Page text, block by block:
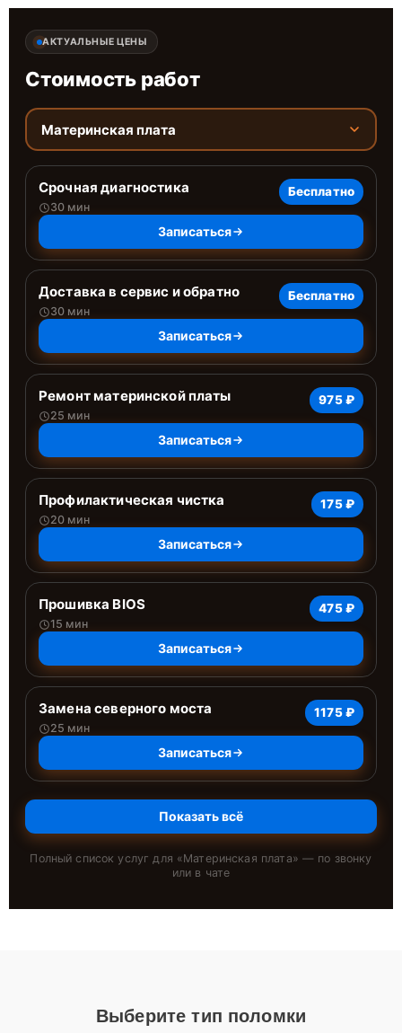
АКТУАЛЬНЫЕ ЦЕНЫ
Стоимость работ
Материнская плата
Срочная диагностика
30 мин
Бесплатно
Записаться
Доставка в сервис и обратно
30 мин
Бесплатно
Записаться
Ремонт материнской платы
25 мин
975 ₽
Записаться
Профилактическая чистка
20 мин
175 ₽
Записаться
Прошивка BIOS
15 мин
475 ₽
Записаться
Замена северного моста
25 мин
1175 ₽
Записаться
Показать всё
Полный список услуг для «Материнская плата» — по звонку
или в чате
Выберите тип поломки